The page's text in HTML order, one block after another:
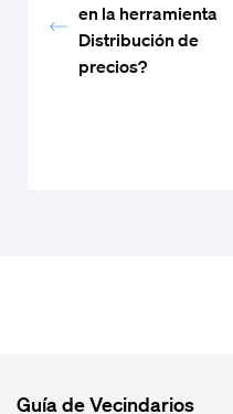
en la herramienta
Distribución de
precios?
Guía de Vecindarios